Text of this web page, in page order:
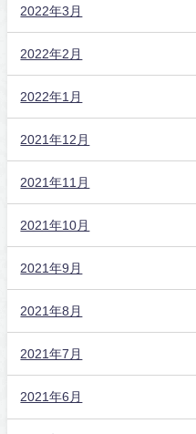
2022年3月
2022年2月
2022年1月
2021年12月
2021年11月
2021年10月
2021年9月
2021年8月
2021年7月
2021年6月